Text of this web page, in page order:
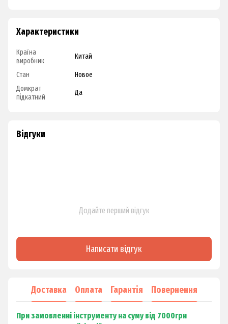
Характеристики
Країна
виробник
Китай
Стан
Новое
Домкрат
підкатний
Да
Відгуки
Додайте перший відгук
Написати відгук
Доставка Оплата Гарантія Повернення
При замовленні інструменту на суму від 7000грн